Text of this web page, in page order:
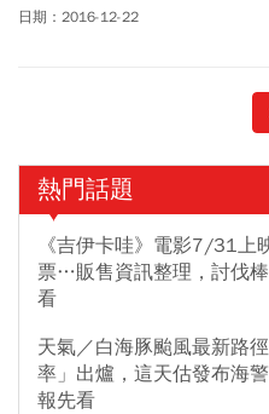
Hanke（約翰．漢克）所說：「
日期：2016-12-22
熱門話題
《吉伊卡哇》電影7/31上
票…販售資訊整理，討伐
看
天氣／白海豚颱風最新路
率」出爐，這天估發布海
報先看